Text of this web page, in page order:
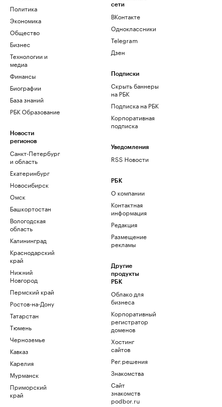
Политика
Экономика
Общество
Бизнес
Технологии и
медиа
Финансы
Биографии
База знаний
РБК Образование
Новости
регионов
Санкт-Петербург
и область
Екатеринбург
Новосибирск
Омск
Башкортостан
Вологодская
область
Калининград
Краснодарский
край
Нижний
Новгород
Пермский край
Ростов-на-Дону
Татарстан
Тюмень
Черноземье
Кавказ
Карелия
Мурманск
Приморский
край
сети
ВКонтакте
Одноклассники
Telegram
Дзен
Подписки
Скрыть баннеры
на РБК
Подписка на РБК
Корпоративная
подписка
Уведомления
RSS Новости
РБК
О компании
Контактная
информация
Редакция
Размещение
рекламы
Другие
продукты
РБК
Облако для
бизнеса
Корпоративный
регистратор
доменов
Хостинг
сайтов
Рег.решения
Знакомства
Сайт
знакомств
podbor.ru